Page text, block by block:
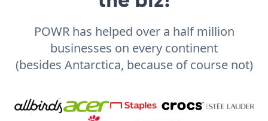
POWR has helped over a half million
businesses on every continent
(besides Antarctica, because of course not)